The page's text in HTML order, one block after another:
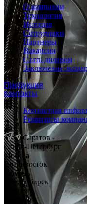
О компании
Технология
История
Сотрудники
Партнеры
Вакансии
Стать дилером
Заключение
Продукция
Контакты
Контактная
Реквизиты
Саратов
Санкт-Петербург
Москва
Владивосток
Тюмень
Новосибирск
Саратов
Смоленск